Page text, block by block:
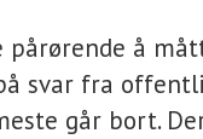
å
svar fra
går bort.